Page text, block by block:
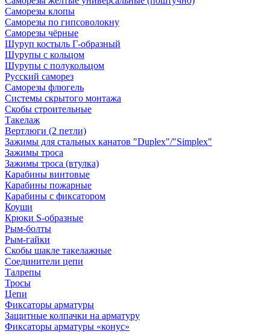
Саморезы клопы
Саморезы по гипсоволокну
Саморезы чёрные
Шуруп костыль Г-образный
Шурупы с кольцом
Шурупы с полукольцом
Русский саморез
Саморезы флюгель
Системы скрытого монтажа
Скобы строительные
Такелаж
Вертлюги (2 петли)
Зажимы для стальных канатов "Duplex"/"Simplex"
Зажимы троса
Зажимы троса (втулка)
Карабины винтовые
Карабины пожарные
Карабины с фиксатором
Коуши
Крюки S-образные
Рым-болты
Рым-гайки
Скобы шакле такелажные
Соединители цепи
Талрепы
Тросы
Цепи
Фиксаторы арматуры
Защитные колпачки на арматуру
Фиксаторы арматуры «конус»